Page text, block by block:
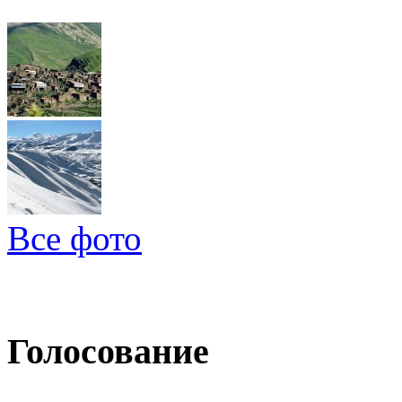
Все фото
Голосование